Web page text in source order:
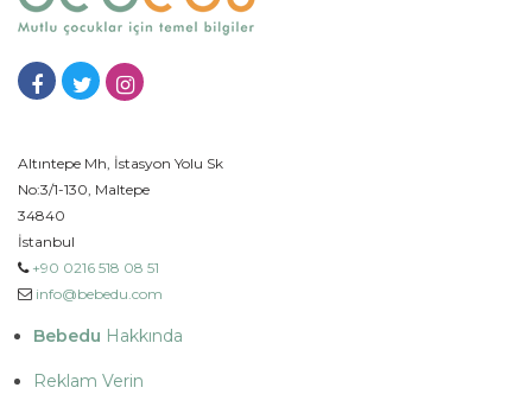
Altıntepe Mh, İstasyon Yolu Sk
No:3/1-130, Maltepe
34840
İstanbul
+90 0216 518 08 51
info@bebedu.com
Bebedu Hakkında
Reklam Verin